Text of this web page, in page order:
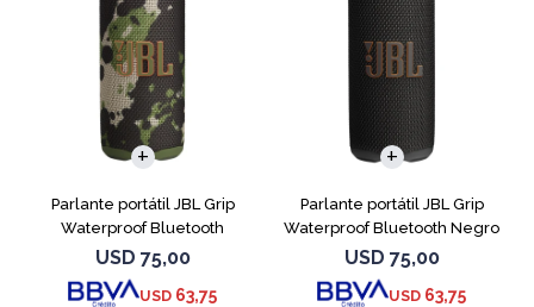
Parlante portátil JBL Grip
Waterproof Bluetooth
Camuflado
USD 75,00
USD 63,75
Parlante portátil JBL Grip
Waterproof Bluetooth Negro
USD 75,00
USD 63,75